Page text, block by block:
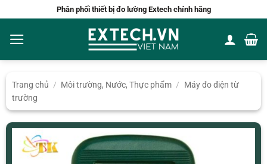
nội
dung
Phân phối thiết bị đo lường Extech chính hãng
Trang chủ / Môi trường, Nước, Thực phẩm /
Máy đo điện từ
trường